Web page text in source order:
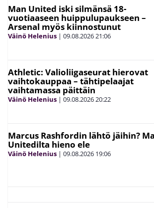
Man United iski silmänsä 18-
vuotiaaseen huippulupaukseen –
Arsenal myös kiinnostunut
Väinö Helenius | 09.08.202621:06
Athletic: Valioliigaseurat hierovat
vaihtokauppaa – tähtipelaajat
vaihtamassa päittäin
Väinö Helenius | 09.08.202620:22
Marcus Rashfordin lähtö jäihin?
Unitedilta hieno ele
Väinö Helenius | 09.08.2026 19:06